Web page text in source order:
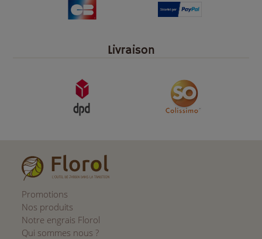
Livraison
Promotions
Nos produits
Notre engrais Florol
Qui sommes nous ?